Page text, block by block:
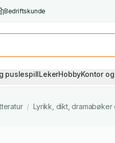
Bedriftskunde
puslespillLekerHobbyKontor
/ Lyrikk, dikt,